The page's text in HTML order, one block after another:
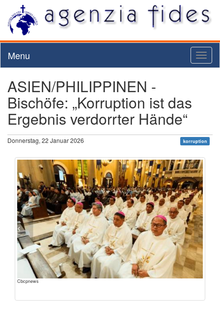
Menu
ASIEN/PHILIPPINEN -
Bischöfe: „Korruption ist das
Ergebnis verdorrter Hände“
Donnerstag, 22 Januar 2026 korruption
Cbcpnews